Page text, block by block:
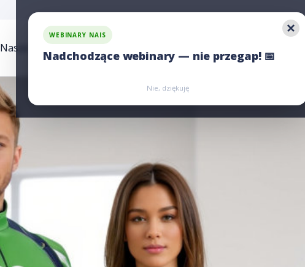
Nasze rozwiązania
WEBINARY NAIS
Nadchodzące webinary — nie przegap! 📅
Zarejestruj się
Zarejestruj się
Nie, dziękuję